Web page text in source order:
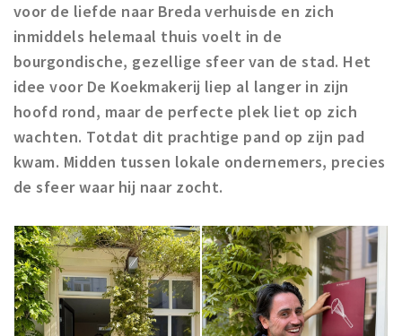
KORTING
Breda Student Shop
Draai aan het rad!
VRIJE TIJD
Sport
Agenda
Bezienswaardigheden
Musea, theaters & podia
Uitjes & activiteiten
voor de liefde naar Breda verhuisde en zich
inmiddels helemaal thuis voelt in de
bourgondische, gezellige sfeer van de stad. Het
idee voor De Koekmakerij liep al langer in zijn
hoofd rond, maar de perfecte plek liet op zich
wachten. Totdat dit prachtige pand op zijn pad
kwam. Midden tussen lokale ondernemers, precies
de sfeer waar hij naar zocht.